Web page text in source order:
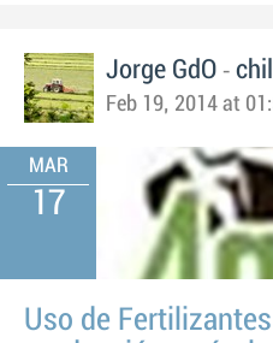
Jorge GdO -
Feb 19, 2014 at
MAR
17
Uso de